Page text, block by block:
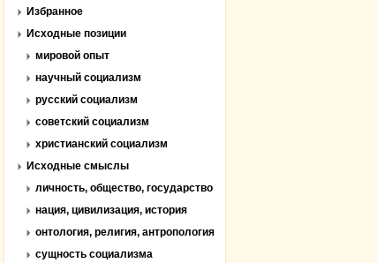
Избранное
Исходные позиции
мировой опыт
научный социализм
русский социализм
советский социализм
христианский социализм
Исходные смыслы
личность, общество, государство
нация, цивилизация, история
онтология, религия, антропология
сущность социализма